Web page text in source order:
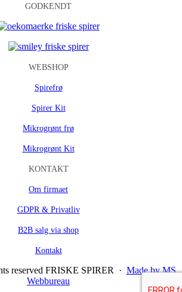
GODKENDT
WEBSHOP
Spirefrø
Spirer Kit
Mikrogrønt frø
Mikrogrønt Kit
KONTAKT
Om firmaet
GDPR & Privatliv
B2B salg via shop
Kontakt
reserved FRISKE SPIRER · Made by MS
Webbureau